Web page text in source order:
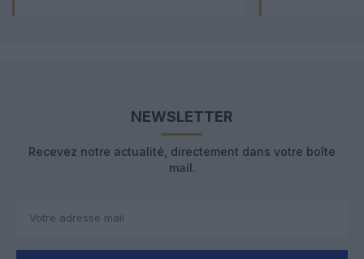
NEWSLETTER
Recevez notre actualité, directement dans votre boîte
mail.